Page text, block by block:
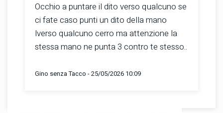
Occhio a puntare il dito verso qualcuno se
ci fate caso punti un dito della mano
lverso qualcuno cerro ma attenzione la
stessa mano ne punta 3 contro te stesso..
Gino senza Tacco - 25/05/2026 10:09